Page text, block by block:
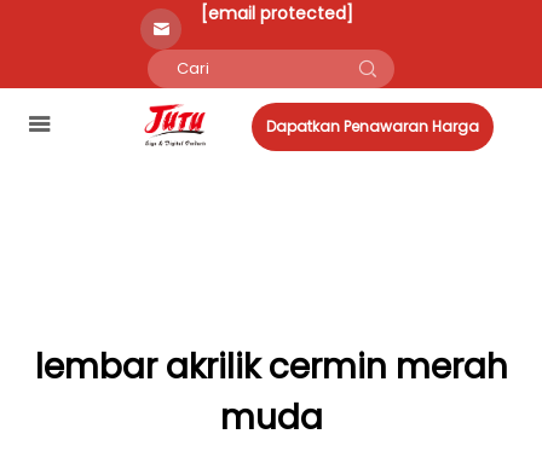
[email protected]
Dapatkan Penawaran Harga
lembar akrilik cermin merah
muda